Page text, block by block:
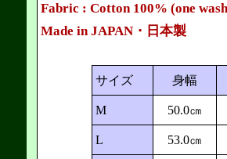
Fabric : Cotton 100% (one
Made in JAPAN・日本製
サイズ
身幅
M
50.0㎝
L
53.0㎝